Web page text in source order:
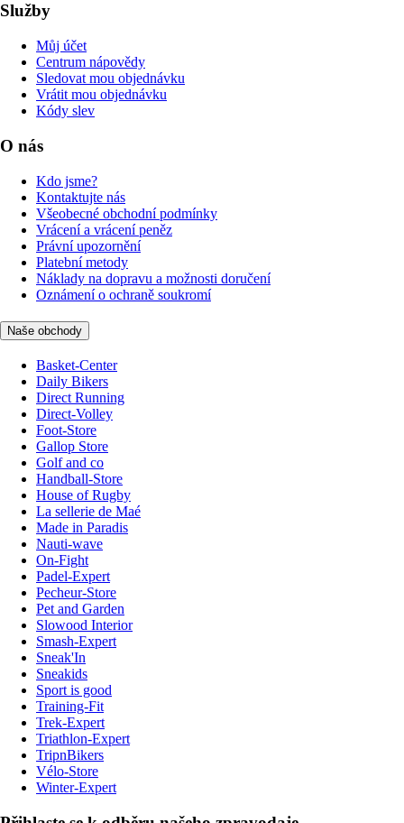
Služby
Můj účet
Centrum nápovědy
Sledovat mou objednávku
Vrátit mou objednávku
Kódy slev
O nás
Kdo jsme?
Kontaktujte nás
Všeobecné obchodní podmínky
Vrácení a vrácení peněz
Právní upozornění
Platební metody
Náklady na dopravu a možnosti doručení
Oznámení o ochraně soukromí
Naše obchody
Basket-Center
Daily Bikers
Direct Running
Direct-Volley
Foot-Store
Gallop Store
Golf and co
Handball-Store
House of Rugby
La sellerie de Maé
Made in Paradis
Nauti-wave
On-Fight
Padel-Expert
Pecheur-Store
Pet and Garden
Slowood Interior
Smash-Expert
Sneak'In
Sneakids
Sport is good
Training-Fit
Trek-Expert
Triathlon-Expert
TripnBikers
Vélo-Store
Winter-Expert